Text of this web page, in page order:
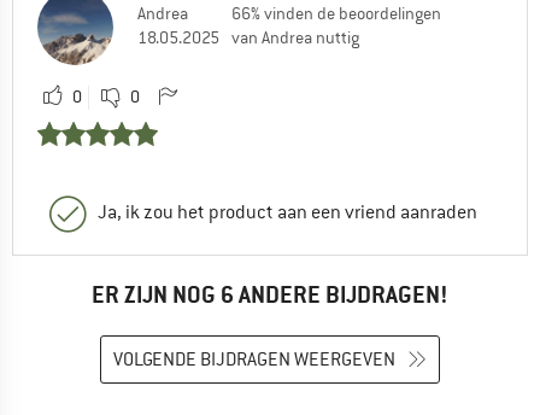
Andrea
18.05.2025
66% vinden de beoordelingen
van Andrea nuttig
0 0
Ja, ik zou het product aan een vriend aanraden
ER ZIJN NOG 6 ANDERE BIJDRAGEN!
VOLGENDE BIJDRAGEN WEERGEVEN